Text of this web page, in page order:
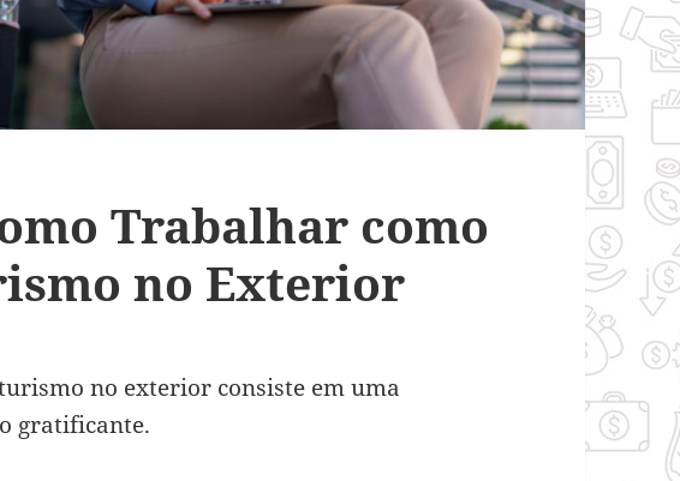
Trabalhar como
no Exterior
no exterior consiste em uma
gratificante.